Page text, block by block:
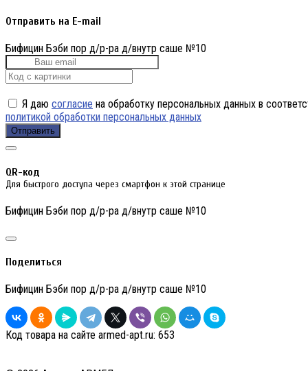
Отправить на E-mail
Бифицин Бэби пор д/р-ра д/внутр саше №10
Я даю согласие на обработку персональных данных в
политикой обработки персональных данных
Отправить
QR-код
Для быстрого доступа через смартфон к этой странице
Бифицин Бэби пор д/р-ра д/внутр саше №10
Поделиться
Бифицин Бэби пор д/р-ра д/внутр саше №10
Код товара на сайте armed-apt.ru: 653